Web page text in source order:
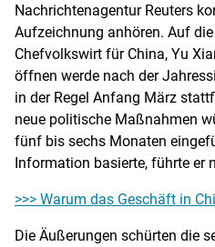
Nachrichtenagentur Reuters
Aufzeichnung anhören. Auf
Chefvolkswirt für China, Yu
öffnen werde nach der
in der Regel Anfang März
neue politische Maßnahmen
fünf bis sechs Monaten
Information basierte, führte er
>>> Warum das Geschäft in
Die Äußerungen schürten die